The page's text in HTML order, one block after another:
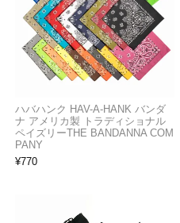
ハバハンク HAV-A-HANK バンダ
ナ アメリカ製 トラディショナル
ペイズリーTHE BANDANNA COM
PANY
¥770